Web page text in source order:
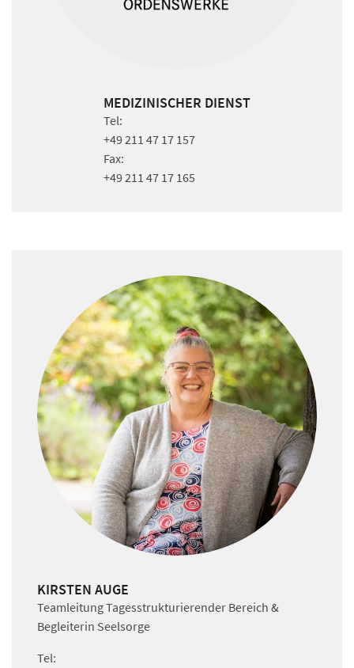
MEDIZINISCHER DIENST
Tel:
+49 211 47 17 157
Fax:
+49 211 47 17 165
KIRSTEN AUGE
Teamleitung Tagesstrukturierender Bereich &
Begleiterin Seelsorge
Tel: